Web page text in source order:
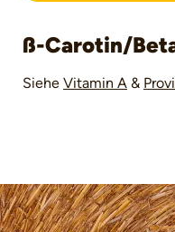
ß-Carotin/
Siehe Vitamin A &